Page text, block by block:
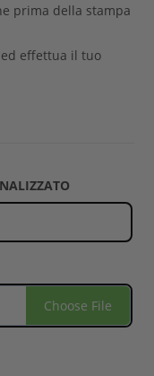
prima della stampa
effettua il tuo
Choose File